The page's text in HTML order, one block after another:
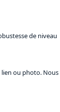
de niveau
lien ou photo. Nous